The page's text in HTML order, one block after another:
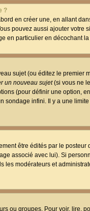
?
en créer une, en allant
pouvez aussi ajouter
en particulier en décochant
sujet (ou éditez le
un nouveau sujet(si vous ne
(pour définir une option,
sondage infini. Il y a une
être édités par le
associé avec lui). Si
les modérateurs et
ou groupes. Pour voir, lire,